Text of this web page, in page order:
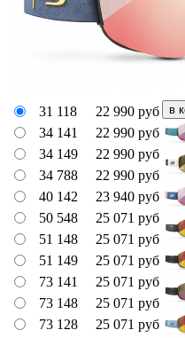
31 118 22 990 руб
34 141
22 990 руб
34 149
22 990 руб
34 788
22 990 руб
40 142
23 940 руб
50 548
25 071 руб
51 148
25 071 руб
51 149
25 071 руб
73 141
25 071 руб
73 148
25 071 руб
73 128
25 071 руб